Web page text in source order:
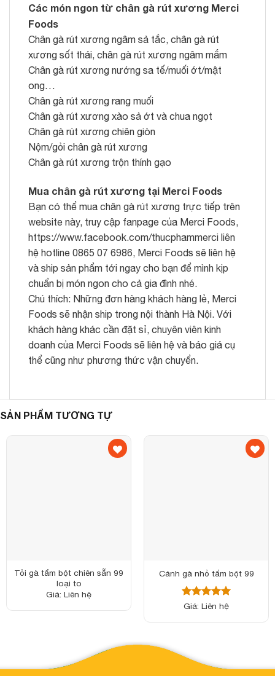
Các món ngon từ chân gà rút xương Merci
Foods
Chân gà rút xương ngâm sả tắc, chân gà rút
xương sốt thái, chân gà rút xương ngâm mắm
Chân gà rút xương nướng sa tế/muối ớt/mật
ong…
Chân gà rút xương rang muối
Chân gà rút xương xào sả ớt và chua ngọt
Chân gà rút xương chiên giòn
Nộm/gỏi chân gà rút xương
Chân gà rút xương trộn thính gạo
Mua chân gà rút xương tại Merci Foods
Bạn có thể mua chân gà rút xương trực tiếp trên
website này, truy cập fanpage của Merci Foods,
https://www.facebook.com/thucphammerci liên
hệ hotline 0865 07 6986, Merci Foods sẽ liên hệ
và ship sản phẩm tới ngay cho bạn để mình kịp
chuẩn bị món ngon cho cả gia đình nhé.
Chú thích: Những đơn hàng khách hàng lẻ, Merci
Foods sẽ nhận ship trong nội thành Hà Nội. Với
khách hàng khác cần đặt sỉ, chuyên viên kinh
doanh của Merci Foods sẽ liên hệ và báo giá cụ
thể cũng như phương thức vận chuyển.
SẢN PHẨM TƯƠNG TỰ
Tỏi gà tẩm bột chiên sẵn 99
loại to
Giá: Liên hệ
Cánh gà nhỏ tẩm bột 99
Được xếp
sao
Giá: Liên hệ